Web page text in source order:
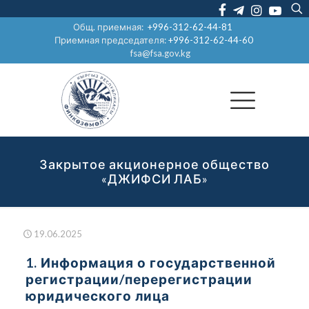
Общ. приемная:+996-312-62-44-81
Приемная председателя:+996-312-62-44-60
fsa@fsa.gov.kg
Закрытое акционерное общество
«ДЖИФСИ ЛАБ»
19.06.2025
1. Информация о государственной
регистрации/перерегистрации
юридического лица